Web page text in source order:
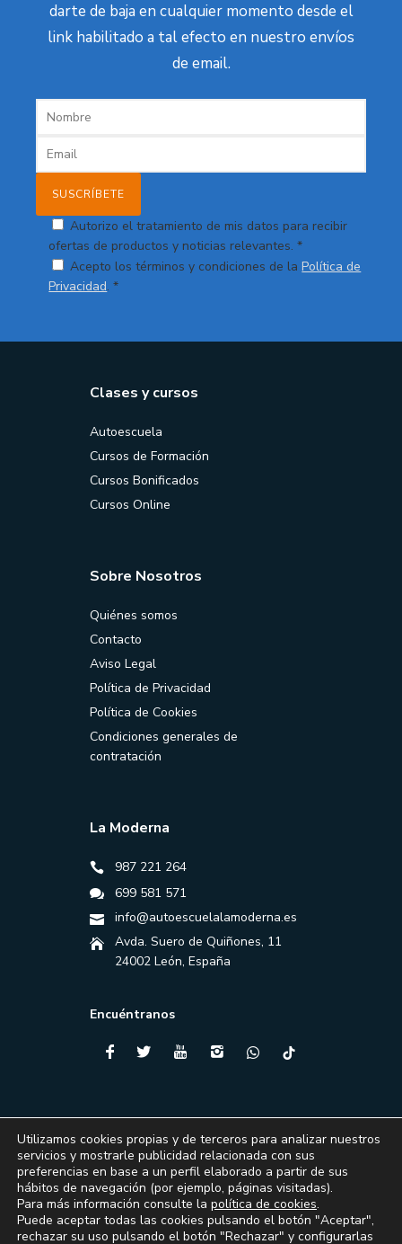
darte de baja en cualquier momento desde el
link habilitado a tal efecto en nuestro envíos
de email.
Autorizo el tratamiento de mis datos para recibir
ofertas de productos y noticias relevantes. *
Acepto los términos y condiciones de laPolítica de
Privacidad. *
Clases y cursos
Autoescuela
Cursos de Formación
Cursos Bonificados
Cursos Online
Sobre Nosotros
Quiénes somos
Contacto
Aviso Legal
Política de Privacidad
Política de Cookies
Condiciones generales de
contratación
La Moderna
987 221 264
699 581 571
info@autoescuelalamoderna.es
Avda. Suero de Quiñones, 11
24002 León, España
Encuéntranos
Financiado por la Unión Europea – NextGenerationEU
Utilizamos cookies propias y de terceros para analizar nuestros
servicios y mostrarle publicidad relacionada con sus
preferencias en base a un perfil elaborado a partir de sus
hábitos de navegación (por ejemplo, páginas visitadas).
Para más información consulte la política de cookies.
Puede aceptar todas las cookies pulsando el botón "Aceptar",
rechazar su uso pulsando el botón "Rechazar" y configurarlas